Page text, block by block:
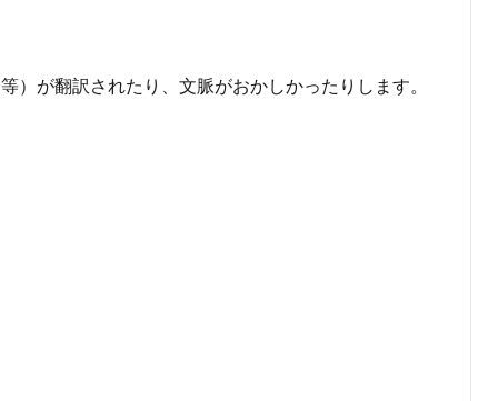
が翻訳されたり、文脈がおかしかったりします。